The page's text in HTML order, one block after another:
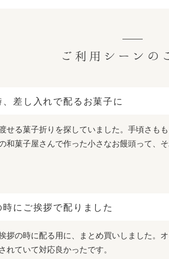
ご利用シーンの
差し入れで配るお菓子に
せる菓子折りを探していました。手頃さも
和菓子屋さんで作った小さなお饅頭って、
時にご挨拶で配りました
拶の時に配る用に、まとめ買いしました。
れていて対応良かったです。